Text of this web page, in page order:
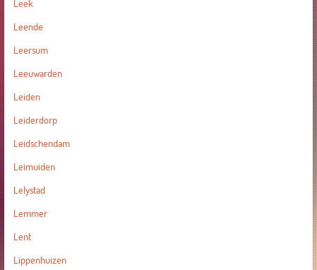
Leek
Leende
Leersum
Leeuwarden
Leiden
Leiderdorp
Leidschendam
Leimuiden
Lelystad
Lemmer
Lent
Lippenhuizen